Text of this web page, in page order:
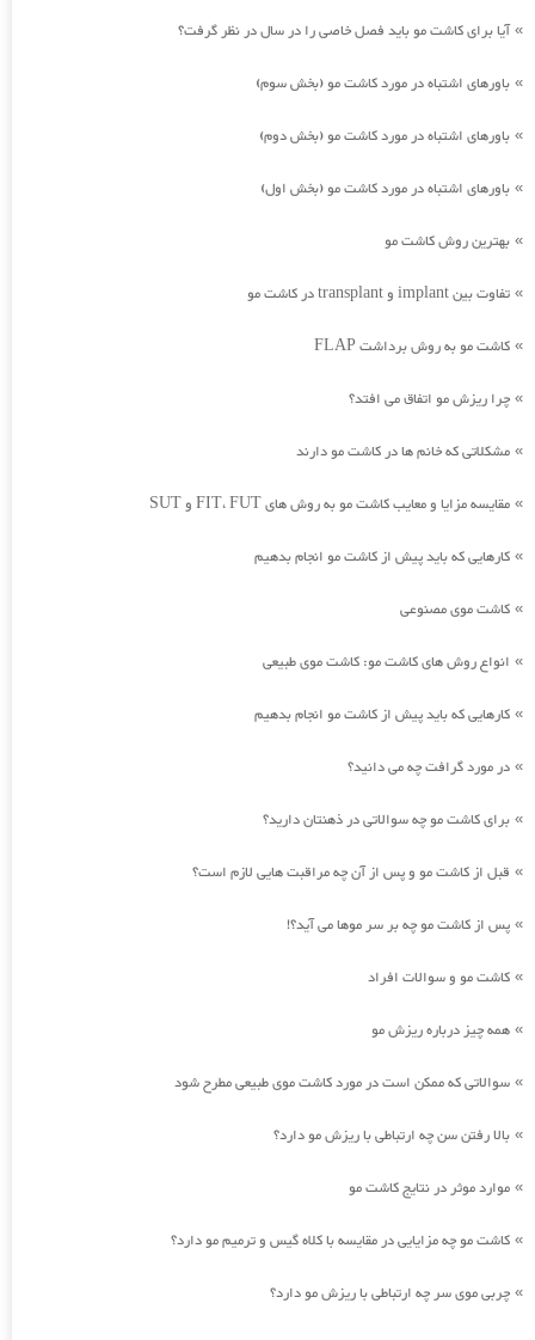
»آیا برای کاشت مو باید فصل خاصی را در سال در نظر گرفت؟
» باورهای اشتباه در مورد کاشت مو (بخش سوم)
» باورهای اشتباه در مورد کاشت مو (بخش دوم)
» باورهای اشتباه در مورد کاشت مو (بخش اول)
» بهترین روش کاشت مو
» تفاوت بین implant و transplant در کاشت مو
» کاشت مو به روش برداشت FLAP
» چرا ریزش مو اتفاق می افتد؟
» مشکلاتی که خانم ها در کاشت مو دارند
» مقایسه مزایا و معایب کاشت مو به روش های FIT، FUT و SUT
» کارهایی که باید پیش از کاشت مو انجام بدهیم
» کاشت موی مصنوعی
» انواع روش های کاشت مو: کاشت موی طبیعی
» کارهایی که باید پیش از کاشت مو انجام بدهیم
» در مورد گرافت چه می دانید؟
» برای کاشت مو چه سوالاتی در ذهنتان دارید؟
» قبل از کاشت مو و پس از آن چه مراقبت هایی لازم است؟
» پس از کاشت مو چه بر سر موها می آید؟!
» کاشت مو و سوالات افراد
» همه چیز درباره ریزش مو
» سوالاتی که ممکن است در مورد کاشت موی طبیعی مطرح شود
» بالا رفتن سن چه ارتباطی با ریزش مو دارد؟
» موارد موثر در نتایج کاشت مو
» کاشت مو چه مزایایی در مقایسه با کلاه گیس و ترمیم مو دارد؟
» چربی موی سر چه ارتباطی با ریزش مو دارد؟